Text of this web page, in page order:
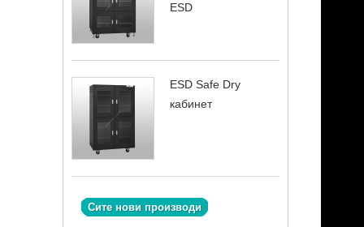
ESD
ESD Safe Dry
кабинет
Сите нови производи